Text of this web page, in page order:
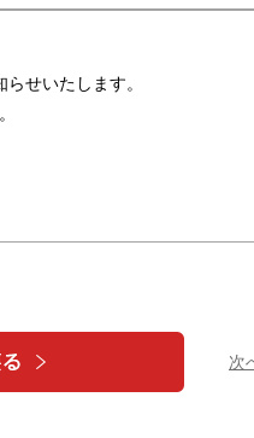
せいたします。
次